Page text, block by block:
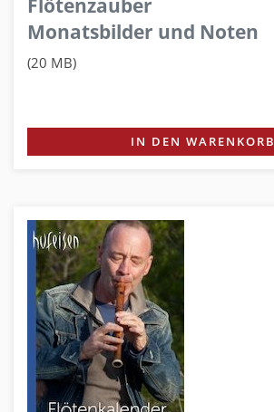
Flötenzauber
Monatsbilder und Noten
(20 MB)
IN DEN WARENKORB